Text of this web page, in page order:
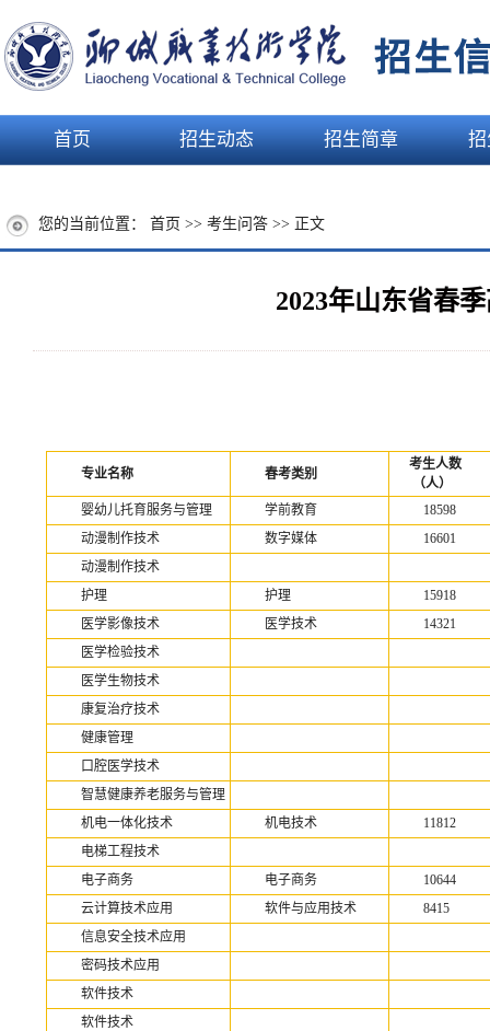
首页 招生动态 招生简章
您的当前位置： 首页 >> 考生问答 >> 正文
2023年山东省春
专业名称 春考类别
考生人数
（人）
婴幼儿托育服务与管理
学前教育
18598
动漫制作技术
数字媒体
16601
动漫制作技术
护理
护理
15918
医学影像技术
医学技术
14321
医学检验技术
医学生物技术
康复治疗技术
健康管理
口腔医学技术
智慧健康养老服务与管理
机电一体化技术
机电技术
11812
电梯工程技术
电子商务
电子商务
10644
云计算技术应用
软件与应用技术
8415
信息安全技术应用
密码技术应用
软件技术
软件技术